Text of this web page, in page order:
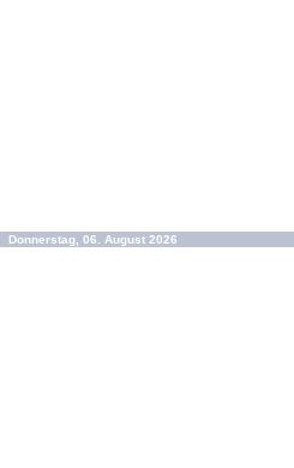
Donnerstag, 06. August 2026